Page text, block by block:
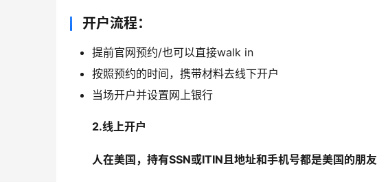
开户流程：
提前官网预约/也可以直接walk in
按照预约的时间，携带材料去线下开户
当场开户并设置网上银行
2.线上开户
人在美国，持有SSN或ITIN且地址和手机号都是美国的朋友